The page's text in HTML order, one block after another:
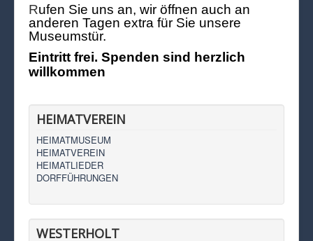
Rufen Sie uns an, wir öffnen auch an
anderen Tagen extra für Sie unsere
Museumstür.
Eintritt frei. Spenden sind herzlich
willkommen
HEIMATVEREIN
HEIMATMUSEUM
HEIMATVEREIN
HEIMATLIEDER
DORFFÜHRUNGEN
WESTERHOLT